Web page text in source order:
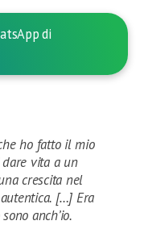
di
ho fatto il mio
vita a un
crescita nel
[…] Era
anch’io.